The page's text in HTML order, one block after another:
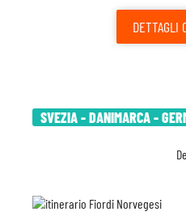
DETTAGLI
SVEZIA - DANIMARCA -